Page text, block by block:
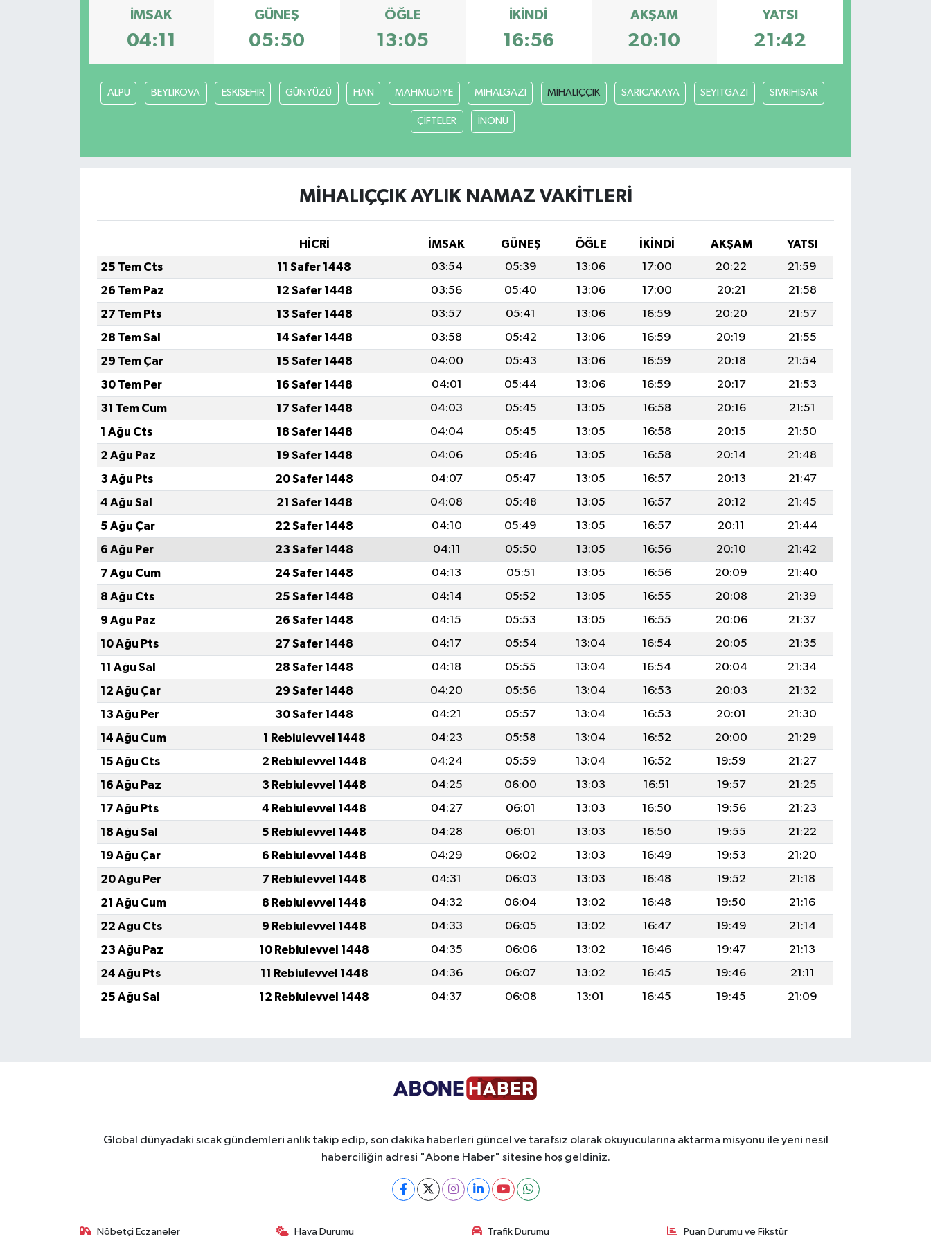
İMSAK
04:11
GÜNEŞ
05:50
ÖĞLE
13:05
İKINDI
16:56
AKŞAM
20:10
YATSI
21:42
ALPU BEYLİKOVA ESKİŞEHİR GÜNYÜZÜ HAN MAHMUDİYE MİHALGAZİ MİHALIÇÇIK SARICAKAYA SEYİTGAZİ SİVRİHİSAR
ÇİFTELER İNÖNÜ
MİHALIÇÇIK AYLIK NAMAZ VAKITLERI
HİCRİ İMSAK GÜNEŞ ÖĞLE İKINDI AKŞAM
YATSI
25 Tem Cts
11 Safer 1448 03:54 05:39 13:06 17:00 20:22
21:59
26 Tem Paz
12 Safer 1448 03:56 05:40 13:06 17:00 20:21
21:58
27 Tem Pts
13 Safer 1448 03:57 05:41 13:06 16:59 20:20
21:57
28 Tem Sal
14 Safer 1448 03:58 05:42 13:06 16:59 20:19
21:55
29 Tem Çar
15 Safer 1448 04:00 05:43 13:06 16:59 20:18
21:54
30 Tem Per
16 Safer 1448 04:01 05:44 13:06 16:59 20:17
21:53
31 Tem Cum
17 Safer 1448 04:03 05:45 13:05 16:58 20:16
21:51
1 Ağu Cts
18 Safer 1448 04:04 05:45 13:05 16:58 20:15
21:50
2 Ağu Paz
19 Safer 1448 04:06 05:46 13:05 16:58 20:14
21:48
3 Ağu Pts
20 Safer 1448 04:07 05:47 13:05 16:57 20:13
21:47
4 Ağu Sal
21 Safer 1448 04:08 05:48 13:05 16:57 20:12
21:45
5 Ağu Çar
22 Safer 1448 04:10 05:49 13:05 16:57 20:11
21:44
6 Ağu Per
23 Safer 1448 04:11 05:50 13:05 16:56 20:10
21:42
7 Ağu Cum
24 Safer 1448 04:13 05:51 13:05 16:56 20:09
21:40
8 Ağu Cts
25 Safer 1448 04:14 05:52 13:05 16:55 20:08
21:39
9 Ağu Paz
26 Safer 1448 04:15 05:53 13:05 16:55 20:06
21:37
10 Ağu Pts
27 Safer 1448 04:17 05:54 13:04 16:54 20:05
21:35
11 Ağu Sal
28 Safer 1448 04:18 05:55 13:04 16:54 20:04
21:34
12 Ağu Çar
29 Safer 1448 04:20 05:56 13:04 16:53 20:03
21:32
13 Ağu Per
30 Safer 1448 04:21 05:57 13:04 16:53 20:01
21:30
14 Ağu Cum
1 Rebiulevvel 1448 04:23 05:58 13:04 16:52 20:00
21:29
15 Ağu Cts
2 Rebiulevvel 1448 04:24 05:59 13:04 16:52 19:59
21:27
16 Ağu Paz
3 Rebiulevvel 1448 04:25 06:00 13:03 16:51 19:57
21:25
17 Ağu Pts
4 Rebiulevvel 1448 04:27 06:01 13:03 16:50 19:56
21:23
18 Ağu Sal
5 Rebiulevvel 1448 04:28 06:01 13:03 16:50 19:55
21:22
19 Ağu Çar
6 Rebiulevvel 1448 04:29 06:02 13:03 16:49 19:53
21:20
20 Ağu Per
7 Rebiulevvel 1448 04:31 06:03 13:03 16:48 19:52
21:18
21 Ağu Cum
8 Rebiulevvel 1448 04:32 06:04 13:02 16:48 19:50
21:16
22 Ağu Cts
9 Rebiulevvel 1448 04:33 06:05 13:02 16:47 19:49
21:14
23 Ağu Paz
10 Rebiulevvel 1448 04:35 06:06 13:02 16:46 19:47
21:13
24 Ağu Pts
11 Rebiulevvel 1448 04:36 06:07 13:02 16:45 19:46
21:11
25 Ağu Sal
12 Rebiulevvel 1448 04:37 06:08 13:01 16:45 19:45 21:09
Global dünyadaki sıcak gündemleri anlık takip edip, son dakika haberleri güncel ve tarafsız olarak okuyucularına aktarma misyonu ile yeni nesil
haberciliğin adresi "Abone Haber" sitesine hoş geldiniz.
Nöbetçi Eczaneler Hava Durumu Trafik Durumu Puan Durumu ve Fikstür
AboneHaber Özel